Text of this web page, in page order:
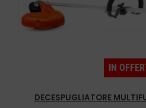
IN
DECESPUGLIATORE